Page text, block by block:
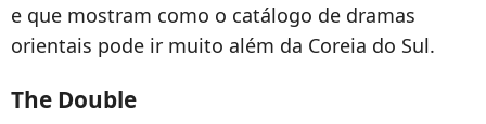
e que mostram como o catálogo de dramas
orientais pode ir muito além da Coreia do Sul.
The Double